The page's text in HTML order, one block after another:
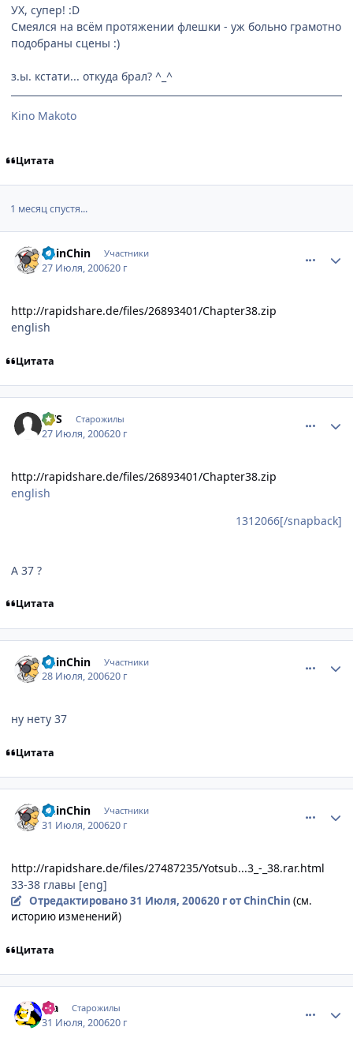
УХ, супер! :D
Смеялся на всём протяжении флешки - уж больно грамотно
подобраны сцены :)
з.ы. кстати... откуда брал? ^_^
Kino Makoto
Цитата
1 месяц спустя...
ChinChin Участники
27 Июля, 200620 г
http://rapidshare.de/files/26893401/Chapter38.zip
english
Цитата
VVS Старожилы
27 Июля, 200620 г
http://rapidshare.de/files/26893401/Chapter38.zip
english
1312066[/snapback]
А 37 ?
Цитата
ChinChin Участники
28 Июля, 200620 г
ну нету 37
Цитата
ChinChin Участники
31 Июля, 200620 г
http://rapidshare.de/files/27487235/Yotsub...3_-_38.rar.html
33-38 главы [eng]
Отредактировано31 Июля, 200620 гот ChinChin (см.
историю изменений)
Цитата
iha Старожилы
31 Июля, 200620 г